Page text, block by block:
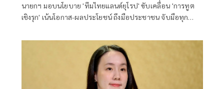
นายกฯ มอบนโยบาย 'ทีมไทยแลนด์ยุโรป' ขับเคลื่อน 'การทูต
เชิงรุก' เน้นโอกาส-ผลประโยชน์ ถึงมือประชาชน จับมือทุก